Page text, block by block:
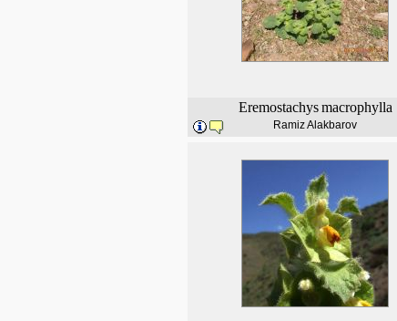
Eremostachys macrophylla
Ramiz Alakbarov